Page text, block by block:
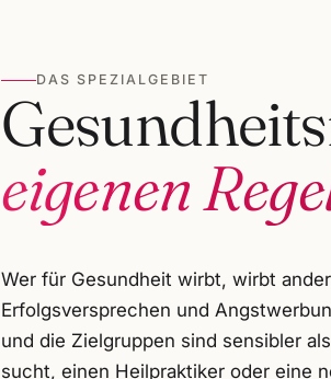
DAS SPEZIALGEBIET
eigenen
Wer für Gesundheit wirbt, wirbt
Erfolgsversprechen und
und die Zielgruppen sind sensibler
sucht, einen Heilpraktiker oder eine